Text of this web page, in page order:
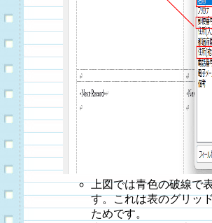
上図では青色の破線で
す。これは表のグリッ
ためです。